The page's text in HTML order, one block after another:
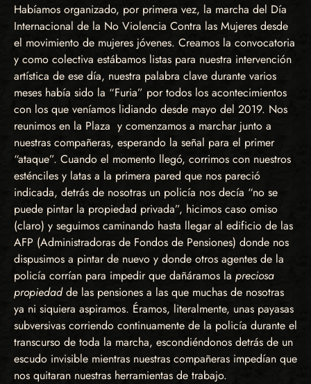
Habíamos organizado, por primera vez, la marcha del Día
Internacional de la No Violencia Contra las Mujeres desde
el movimiento de mujeres jóvenes. Creamos la convocatoria
y como colectiva estábamos listas para nuestra intervención
artística de ese día, nuestra palabra clave durante varios
meses había sido la “Furia” por todos los acontecimientos
con los que veníamos lidiando desde mayo del 2019. Nos
reunimos en la Plaza y comenzamos a marchar junto a
nuestras compañeras, esperando la señal para el primer
“ataque”. Cuando el momento llegó, corrimos con nuestros
esténciles y latas a la primera pared que nos pareció
indicada, detrás de nosotras un policía nos decía “no se
puede pintar la propiedad privada”, hicimos caso omiso
(claro) y seguimos caminando hasta llegar al edificio de las
AFP (Administradoras de Fondos de Pensiones) donde nos
dispusimos a pintar de nuevo y donde otros agentes de la
policía corrían para impedir que dañáramos la preciosa
propiedadde las pensiones a las que muchas de nosotras
ya ni siquiera aspiramos. Éramos, literalmente, unas payasas
subversivas corriendo continuamente de la policía durante el
transcurso de toda la marcha, escondiéndonos detrás de un
escudo invisible mientras nuestras compañeras impedían que
nos quitaran nuestras herramientas de trabajo.